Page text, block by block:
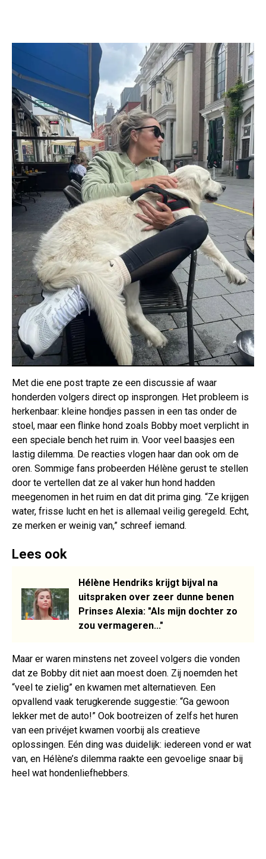
Met die ene post trapte ze een discussie af waar
honderden volgers direct op insprongen. Het probleem is
herkenbaar: kleine hondjes passen in een tas onder de
stoel, maar een flinke hond zoals Bobby moet verplicht in
een speciale bench het ruim in. Voor veel baasjes een
lastig dilemma. De reacties vlogen haar dan ook om de
oren. Sommige fans probeerden Hélène gerust te stellen
door te vertellen dat ze al vaker hun hond hadden
meegenomen in het ruim en dat dit prima ging. “Ze krijgen
water, frisse lucht en het is allemaal veilig geregeld. Echt,
ze merken er weinig van,” schreef iemand.
Lees ook
Hélène Hendriks krijgt bijval na
uitspraken over zeer dunne benen
Prinses Alexia: "Als mijn dochter zo
zou vermageren..."
Maar er waren minstens net zoveel volgers die vonden
dat ze Bobby dit niet aan moest doen. Zij noemden het
“veel te zielig” en kwamen met alternatieven. Een
opvallend vaak terugkerende suggestie: “Ga gewoon
lekker met de auto!” Ook bootreizen of zelfs het huren
van een privéjet kwamen voorbij als creatieve
oplossingen. Eén ding was duidelijk: iedereen vond er wat
van, en Hélène’s dilemma raakte een gevoelige snaar bij
heel wat hondenliefhebbers.